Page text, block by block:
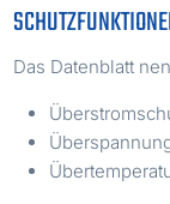
Das Datenblatt